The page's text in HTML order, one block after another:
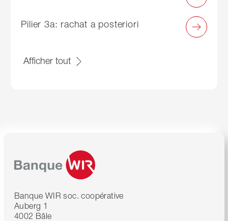
Pilier 3a: rachat a posteriori
Afficher tout
Banque WIR soc. coopérative
Auberg 1
4002 Bâle